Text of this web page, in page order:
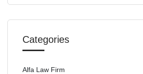
Categories
Alfa Law Firm